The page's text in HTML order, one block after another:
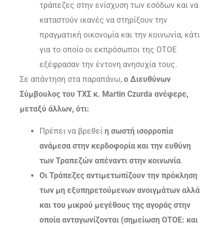
τράπεζες στην ενίσχυση των εσόδων και να
καταστούν ικανές να στηρίξουν την
πραγματική οικονομία και την κοινωνία, κάτι
για το οποίο οι εκπρόσωποι της ΟΤΟΕ
εξέφρασαν την έντονη ανησυχία τους.
Σε απάντηση στα παραπάνω, ο Διευθύνων
Σύμβουλος του ΤΧΣ κ. Martin Czurda ανέφερε,
μεταξύ άλλων, ότι:
Πρέπει να βρεθεί η σωστή ισορροπία
ανάμεσα στην κερδοφορία και την ευθύνη
των Τραπεζών απέναντι στην κοινωνία.
Οι Τράπεζες αντιμετωπίζουν την πρόκληση
των μη εξυπηρετούμενων ανοιγμάτων αλλά
και του μικρού μεγέθους της αγοράς στην
οποία ανταγωνίζονται (σημείωση ΟΤΟΕ: και